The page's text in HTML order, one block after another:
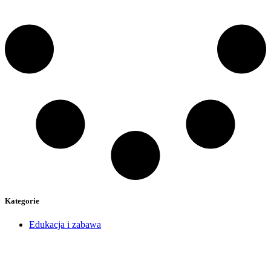
Kategorie
Edukacja i zabawa